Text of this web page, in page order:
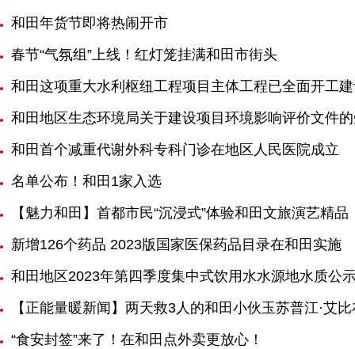
和田年货节即将热闹开市
春节“气氛组”上线！红灯笼挂满和田市街头
和田这项重大水利枢纽工程项目主体工程已全面开工
和田地区生态环境局关于建设项目环境影响评价文件
和田首个减重代谢外科专科门诊在地区人民医院成立
名单公布！和田1家入选
【魅力和田】首都市民“沉浸式”体验和田文旅演艺精
新增126个药品 2023版国家医保药品目录在和田实施
和田地区2023年第四季度集中式饮用水水源地水质公
【正能量暖新闻】两天救3人的和田小伙玉苏普江·艾
“食安封签”来了！在和田点外卖更放心！